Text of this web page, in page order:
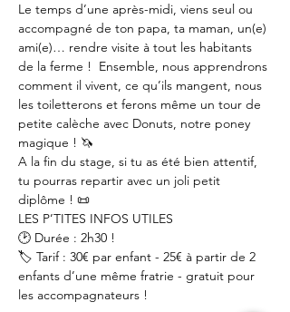
Le temps d’une après-midi, viens seul ou
accompagné de ton papa, ta maman, un(e)
ami(e)… rendre visite à tout les habitants
de la ferme !  Ensemble, nous apprendrons
comment il vivent, ce qu’ils mangent, nous
les toiletterons et ferons même un tour de
petite calèche avec Donuts, notre poney
magique ! 🦄
A la fin du stage, si tu as été bien attentif,
tu pourras repartir avec un joli petit
diplôme ! 📜
LES P’TITES INFOS UTILES
🕑 Durée : 2h30 !
🏷 Tarif : 30€ par enfant - 25€ à partir de 2
enfants d’une même fratrie - gratuit pour
les accompagnateurs !